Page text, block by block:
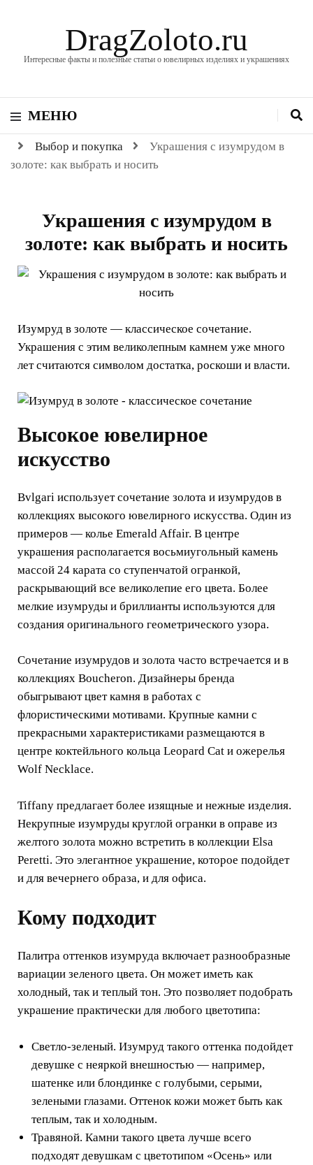
DragZoloto.ru
Интересные факты и полезные статьи о ювелирных изделиях и украшениях
МЕНЮ
Выбор и покупка
Украшения с изумрудом в
золоте: как выбрать и носить
Украшения с изумрудом в
золоте: как выбрать и носить
Изумруд в золоте — классическое сочетание.
Украшения с этим великолепным камнем уже много
лет считаются символом достатка, роскоши и власти.
Высокое ювелирное
искусство
Bvlgari использует сочетание золота и изумрудов в
коллекциях высокого ювелирного искусства. Один из
примеров — колье Emerald Affair. В центре
украшения располагается восьмиугольный камень
массой 24 карата со ступенчатой огранкой,
раскрывающий все великолепие его цвета. Более
мелкие изумруды и бриллианты используются для
создания оригинального геометрического узора.
Сочетание изумрудов и золота часто встречается и в
коллекциях Boucheron. Дизайнеры бренда
обыгрывают цвет камня в работах с
флористическими мотивами. Крупные камни с
прекрасными характеристиками размещаются в
центре коктейльного кольца Leopard Cat и ожерелья
Wolf Necklace.
Tiffany предлагает более изящные и нежные изделия.
Некрупные изумруды круглой огранки в оправе из
желтого золота можно встретить в коллекции Elsa
Peretti. Это элегантное украшение, которое подойдет
и для вечернего образа, и для офиса.
Кому подходит
Палитра оттенков изумруда включает разнообразные
вариации зеленого цвета. Он может иметь как
холодный, так и теплый тон. Это позволяет подобрать
украшение практически для любого цветотипа:
Светло-зеленый. Изумруд такого оттенка подойдет
девушке с неяркой внешностью — например,
шатенке или блондинке с голубыми, серыми,
зелеными глазами. Оттенок кожи может быть как
теплым, так и холодным.
Травяной. Камни такого цвета лучше всего
подходят девушкам с цветотипом «Осень» или